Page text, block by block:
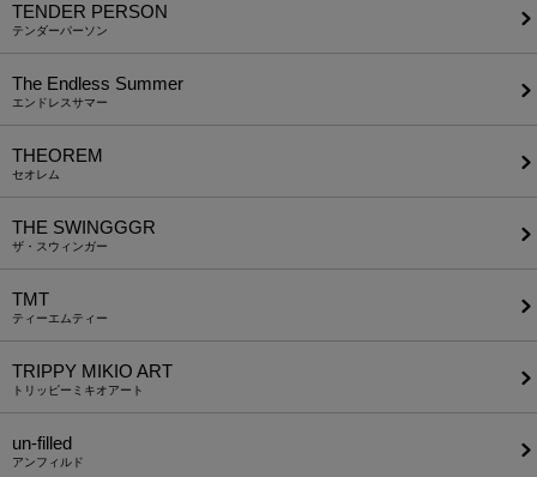
TENDER PERSON
テンダーパーソン
The Endless Summer
エンドレスサマー
THEOREM
セオレム
THE SWINGGGR
ザ・スウィンガー
TMT
ティーエムティー
TRIPPY MIKIO ART
トリッピーミキオアート
un-filled
アンフィルド